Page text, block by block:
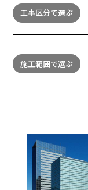
工事区分で選ぶ
施工範囲で選ぶ